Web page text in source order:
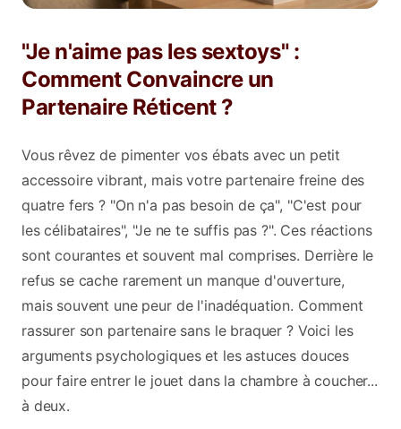
"Je n'aime pas les sextoys" :
Comment Convaincre un
Partenaire Réticent ?
Vous rêvez de pimenter vos ébats avec un petit
accessoire vibrant, mais votre partenaire freine des
quatre fers ? "On n'a pas besoin de ça", "C'est pour
les célibataires", "Je ne te suffis pas ?". Ces réactions
sont courantes et souvent mal comprises. Derrière le
refus se cache rarement un manque d'ouverture,
mais souvent une peur de l'inadéquation. Comment
rassurer son partenaire sans le braquer ? Voici les
arguments psychologiques et les astuces douces
pour faire entrer le jouet dans la chambre à coucher...
à deux.